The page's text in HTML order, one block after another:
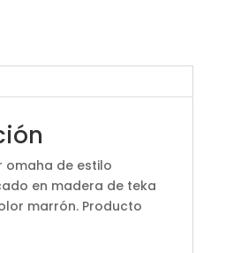
omaha de estilo
en madera de teka
marrón. Producto